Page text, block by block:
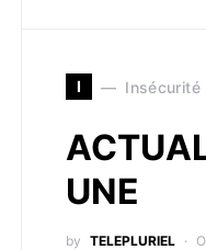
I Insécurité
UNE
by TELEPLURIEL